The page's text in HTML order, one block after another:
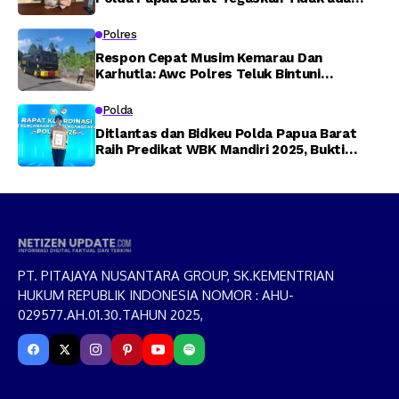
Polres
Respon Cepat Musim Kemarau Dan
Karhutla: Awc Polres Teluk Bintuni
Tuasai
Polda
Ditlantas dan Bidkeu Polda Papua Barat
Raih Predikat WBK Mandiri 2025, Bukti
PT. PITAJAYA NUSANTARA GROUP, SK.KEMENTRIAN
HUKUM REPUBLIK INDONESIA NOMOR : AHU-
029577.AH.01.30.TAHUN 2025,